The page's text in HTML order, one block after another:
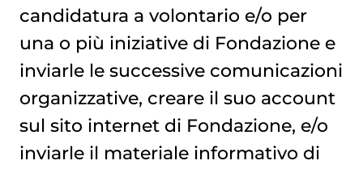
candidatura a volontario e/o per
una o più iniziative di Fondazione e
inviarle le successive comunicazioni
organizzative, creare il suo account
sul sito internet di Fondazione, e/o
inviarle il materiale informativo di